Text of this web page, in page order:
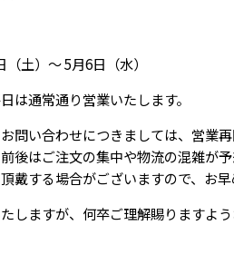
）～ 5月6日（水）
通常通り営業いたします。
問い合わせにつきましては、営業
後はご注文の集中や物流の混雑が予
戴する場合がございますので、お早
しますが、何卒ご理解賜りますよう